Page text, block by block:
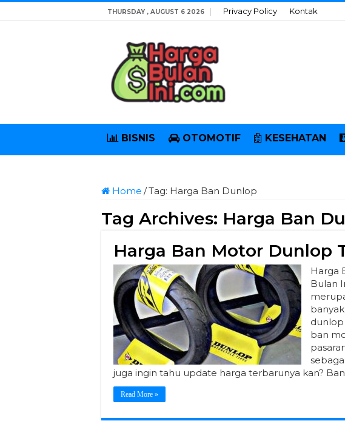
THURSDAY , AUGUST 6 2026 Privacy Policy Kontak
BISNIS OTOMOTIF KESEHATAN
Home /Tag: Harga Ban Dunlop
Tag Archives: Harga Ban
Harga Ban Motor Dunlop
Harga
Bulan
dunlop
ban
juga ingin tahu update harga terbarunya kan?
Read More »